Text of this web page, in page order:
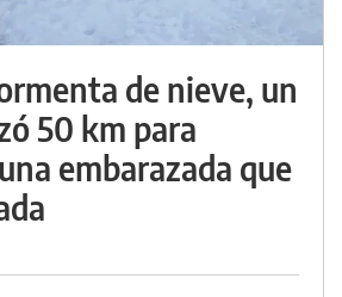
de nieve, un
50 km para
embarazada que